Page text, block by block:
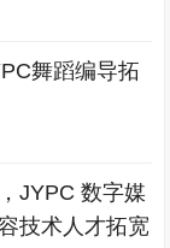
舞蹈编导拓
JYPC 数字媒
技术人才拓宽